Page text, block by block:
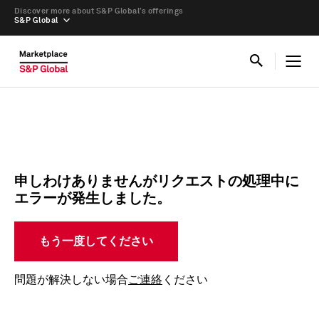
S&P Global
Discover more about S&P Global’s offerings
申しわけありませんがリクエストの処理中に
エラーが発生しました。
もう一度してください
問題が解決しない場合ご連絡 ください